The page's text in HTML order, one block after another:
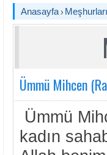
Anasayfa
Ümmü Mihcen
Ümmü
kadın